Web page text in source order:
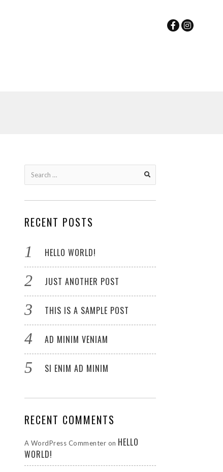
for:
RECENT POSTS
HELLO WORLD!
JUST ANOTHER POST
THIS IS A SAMPLE POST
AD MINIM VENIAM
SI ENIM AD MINIM
RECENT COMMENTS
A WordPress Commenter on HELLO
WORLD!